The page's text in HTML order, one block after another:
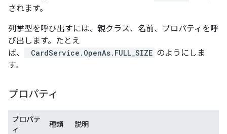
されます。
列挙型を呼び出すには、親クラス、名前、プロパティを呼
び出します。たとえ
ば、
CardService.OpenAs.FULL_SIZE のようにしま
す。
プロパティ
プロパテ
ィ
種類 説明